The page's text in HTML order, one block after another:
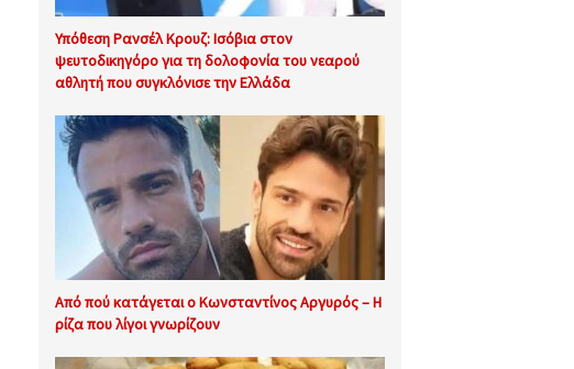
Υπόθεση Ρανσέλ Κρουζ: Ισόβια στον
ψευτοδικηγόρο για τη δολοφονία του νεαρού
αθλητή που συγκλόνισε την Ελλάδα
Από πού κατάγεται ο Κωνσταντίνος Αργυρός – Η
ρίζα που λίγοι γνωρίζουν